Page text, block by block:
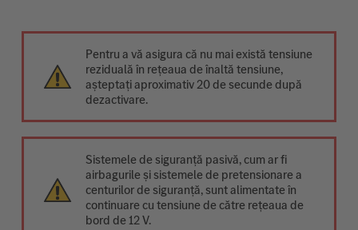
Pentru a vă asigura că nu mai există tensiune
reziduală în rețeaua de înaltă tensiune,
așteptați aproximativ 20 de secunde după
dezactivare.
Sistemele de siguranță pasivă, cum ar fi
airbagurile și sistemele de pretensionare a
centurilor de siguranță, sunt alimentate în
continuare cu tensiune de către rețeaua de
bord de 12 V.